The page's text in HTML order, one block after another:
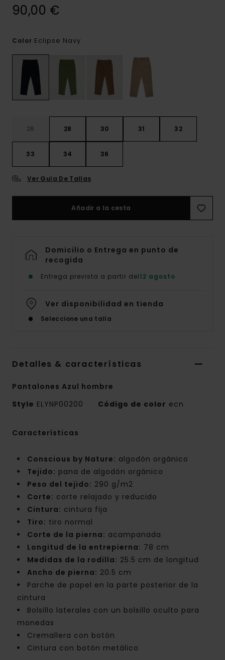
90,00 €
Color Eclipse Navy
26 28 30 31 32
33 34 36
Ver Guía De Tallas
Añadir a la cesta
Domicilio o Entrega en punto de
recogida
Entrega prevista a partir del12 agosto
Ver disponibilidad en tienda
Seleccione una talla
Detalles & características
Pantalones Azul hombre
Style ELYNP00200 Código de color ecn
Características
Conscious by Nature: algodón orgánico
Tejido: pana de algodón orgánico
Peso del tejido: 290 g/m2
Corte: corte relajado y reducido
Cintura: cintura fija
Tiro: tiro normal
Corte de la pierna: acampanada
Longitud de la entrepierna: 78 cm
Medidas de la rodilla: 25.5 cm de longitud
Ancho de pierna: 20.5 cm
Parche de papel en la parte posterior de la
cintura
Bolsillo laterales con un bolsillo oculto para
monedas
Cremallera con botón
Cintura con botón metálico